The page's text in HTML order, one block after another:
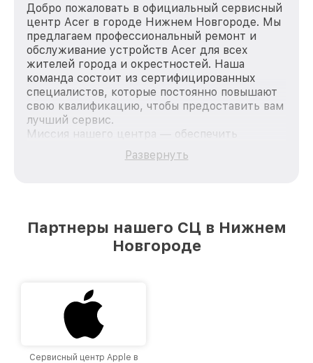
Добро пожаловать в официальный сервисный
центр Acer в городе Нижнем Новгороде. Мы
предлагаем профессиональный ремонт и
обслуживание устройств Acer для всех
жителей города и окрестностей. Наша
команда состоит из сертифицированных
специалистов, которые постоянно повышают
свою квалификацию, чтобы предоставить вам
лучший сервис.
Миссия нашего центра — обеспечить
качественный и доступный ремонт для
каждого пользователя продукции Acer, вне
лучшим сервисным центром Acer в городе
Нижнем Новгороде, постоянно повышая
Развернуть
Партнеры нашего СЦ в Нижнем
Новгороде
Сервисный центр Apple в